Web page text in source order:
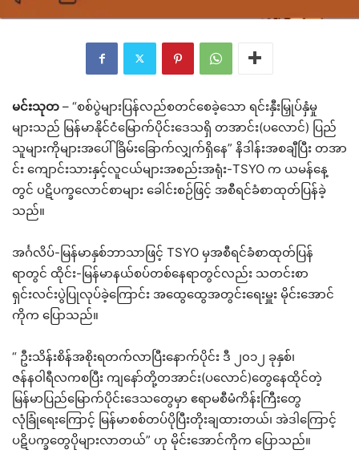
မင်းသုတ – “စစ်ပွဲများပြန်လည်စတင်စေခဲ့သော ရင်းနှီးမြှုပ်နှံမှု
များသည် မြန်မာနိုင်ငံမြောက်ပိုင်းဒေသရှိ တအာင်း(ပလောင်) ပြည်
သူများကိုများအပေါ်ခြိမ်းခြောက်လျှက်ရှိနေ” နိဒါန်းအစချီပြီး တအာ
င်း ကျောင်းသားနှင့်လူငယ်များအစည်းအရုံး-TSYO က ယမန်နေ့
တွင် ပဋိပက္ခလောင်စာများ ခေါင်းစဉ်ဖြင့် အစီရင်ခံစာထုတ်ပြန်ခဲ့
သည်။
အင်္ဂလိပ်-မြန်မာနှစ်ဘာသာဖြင့် TSYO မှအစီရင်ခံစာထုတ်ပြန်
ရာတွင် ထိုင်း-မြန်မာနယ်စပ်တစ်နေရာတွင်လည်း သတင်းစာ
ရှင်းလင်းပွဲပြုလုပ်ခဲ့ကြောင်း အထွေထွေအတွင်းရေးမှူး မိုင်းအောင်
ကိုက ပြောသည်။
“ ဦးသိန်းစိန်အစိုးရတက်လာပြီးနောက်ပိုင်း ဒီ ၂၀၁၂ ခုနှစ်၊
ဇန်နဝါရီလကစပြီး ကျနော်တို့တအာင်း(ပလောင်)တွေနေထိုင်တဲ့
မြန်မာပြည်မြောက်ပိုင်းဒေသတွေမှာ ဧရာမစီမံကိန်းကြီးတွေ
လုံခြုံရေးကြောင့် မြန်မာစစ်တပ်ပိုပြီးတိုးချထားတယ်၊ အဲဒါကြောင့်
ပဋိပက္ခတွေပိုများလာတယ်” ဟု မိုင်းအောင်ကိုက ပြောသည်။